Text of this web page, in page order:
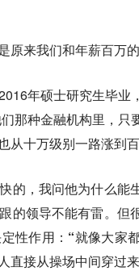
原来我们和年薪百万
年硕士研究生毕
那种金融机构里，只
十万级别一路涨到百
的，我问他为什么能
的领导不能有雷。但
性作用：“就像大家
直接从操场中间穿过